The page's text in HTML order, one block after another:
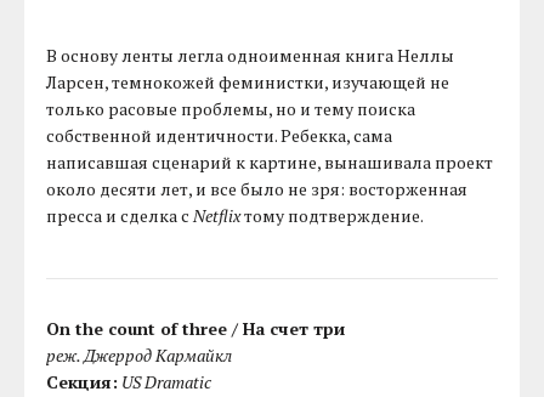
В основу ленты легла одноименная книга Неллы
Ларсен, темнокожей феминистки, изучающей не
только расовые проблемы, но и тему поиска
собственной идентичности. Ребекка, сама
написавшая сценарий к картине, вынашивала проект
около десяти лет, и все было не зря: восторженная
пресса и сделка сNetflixтому подтверждение.
On the count of three / На счет три
реж. Джеррод Кармайкл
Секция: US Dramatic